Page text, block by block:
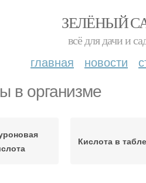
ЗЕЛЁНЫЙ
всё для дачи и
главная новости
в организме
Кислота в